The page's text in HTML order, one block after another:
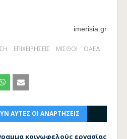
imerisia.gr
ΕΠΙΧΕΙΡΗΣΕΙΣ ΜΙΣΘΟΙ
ΟΑΕΔ
ΑΥΤΕΣ ΟΙ ΑΝΑΡΤΗΣΕΙΣ
κοινωφελούς εργασίας